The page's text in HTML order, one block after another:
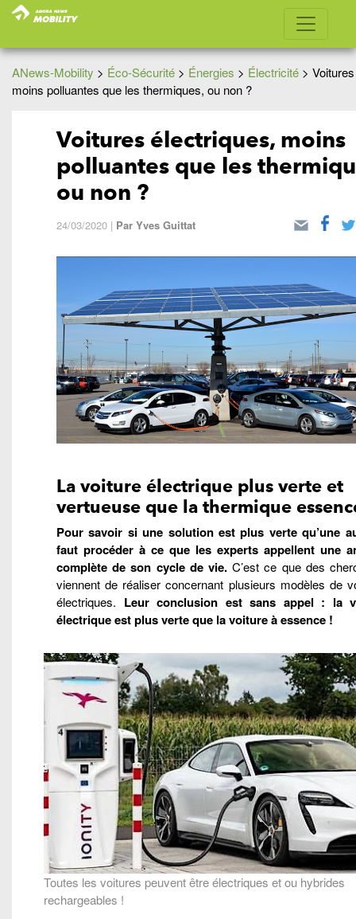
ANews-Mobility > Éco-Sécurité > Énergies > Électricité >
moins polluantes que les thermiques, ou non ?
Voitures électriques, moins
polluantes que les
ou non ?
24/03/2020 | Par Yves Guittat
La voiture électrique plus verte et
vertueuse que la thermique
Pour savoir si une solution est plus verte qu’une
faut procéder à ce que les experts appellent une
complète de son cycle de vie.C’est ce que des
viennent de réaliser concernant plusieurs modèles de
électriques. Leur conclusion est sans appel : la
électrique est plus verte que la voiture à essence !
Toutes les voitures peuvent être électriques et ou hybrides
rechargeables !